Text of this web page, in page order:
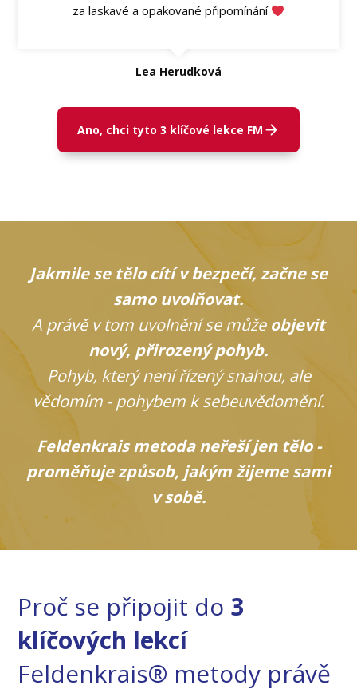
za laskavé a opakované připomínání
Lea Herudková
Ano, chci tyto 3 klíčové lekce FM
Jakmile se tělo cítí v bezpečí, začne se
samo uvolňovat.
A právě v tom uvolnění se může objevit
nový, přirozený pohyb.
Pohyb, který není řízený snahou, ale
vědomím - pohybem k sebeuvědomění.
Feldenkrais metoda neřeší jen tělo -
proměňuje způsob, jakým žijeme sami
v sobě.
Proč se připojit do 3
klíčových lekcí
Feldenkrais® metody právě